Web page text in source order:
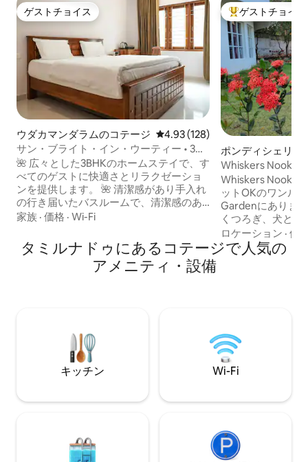
ゲストチョイス
ゲストチョイス
ウダカマンダラムのコテージ レビュー128件、5つ星中4.93つ
4.93 (128)
サン・ブライト・イン・ウーティー • 3ベ
ッドルーム・キッチン • 丘陵の眺め • キッ
チン
🌺 広々とした3BHKのホームステイで、す
べてのゲストに快適さとリラクゼーショ
ンを提供します。 🌺 清潔感があり手入れ
の行き届いたバスルームで、清潔感のあ
る快適な滞在をお約束します。 🌺 広々と
具と調理器具を備えた設備の整ったキッ
チン。 ICICI Holiday Home、Ootyの隣に
🌺あります。Ooty Center（Charring
な、息をのむようなウーティの山頂の景
色を🌺お楽しみください。
家族 · 価格 · Wi-Fi
大好評のゲスト
ゲストチョイス
ポンディシェリの
Whiskers Nook |
Whiskers Nookは
ットOKのワンル
Gardenにありま
くつろぎ、犬と
られた空間です
い寝室（3名様用
ム、シットアウ
が家のように感じ
ません。ぜひあな
も！ ）と共有さ
ます。
ロケーション ·価
タミルナドゥにあるコテージで人気の
アメニティ・設備
キッチン Wi-Fi